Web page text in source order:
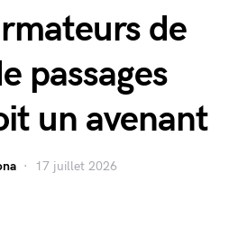
de
passages
un avenant
17 juillet 2026